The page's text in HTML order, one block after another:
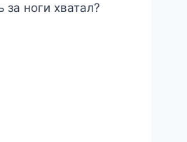
ноги хватал?